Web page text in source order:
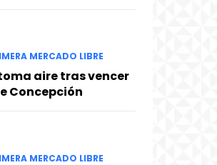
MERCADO LIBRE
aire tras vencer
Concepción
MERCADO LIBRE